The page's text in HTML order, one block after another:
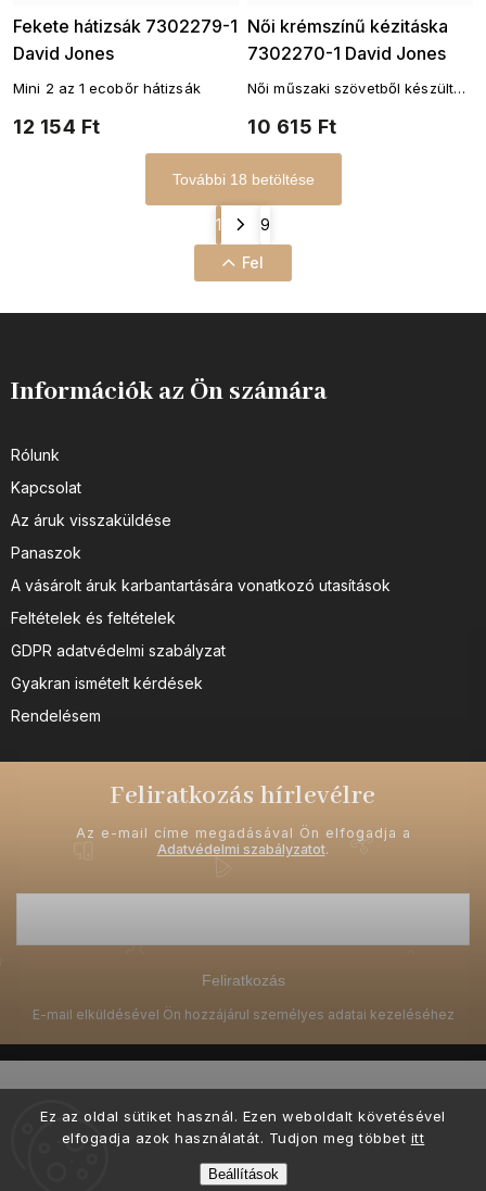
Ez az oldal sütiket használ. Ezen weboldalt követésével
elfogadja azok használatát. Tudjon meg többet itt
Beállítások
Fekete hátizsák 7302279-1
David Jones
12 154 Ft
Mini 2 az 1 ecobőr hátizsák
Női krémszínű kézitáska
7302270-1 David Jones
10 615 Ft
Női műszaki szövetből készült
További 18 betöltése
1 9
Fel
Információk az Ön számára
Rólunk
Kapcsolat
Az áruk visszaküldése
Panaszok
A vásárolt áruk karbantartására vonatkozó utasítások
Feltételek és feltételek
GDPR adatvédelmi szabályzat
Gyakran ismételt kérdések
Rendelésem
Feliratkozás hírlevélre
Az e-mail címe megadásával Ön elfogadja a
Adatvédelmi szabályzatot.
Feliratkozás